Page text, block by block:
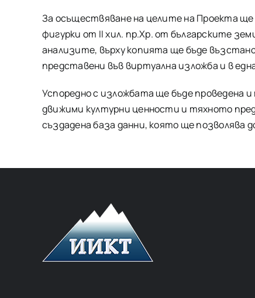
За осъществяване на целите на Проекта
фигурки от II хил. пр.Хр. от българските
анализите, върху копията ще бъде
представени във виртуална изложба и в
Успоредно с изложбата ще бъде проведена
движими културни ценности и тяхното
създадена база данни, която ще позволява